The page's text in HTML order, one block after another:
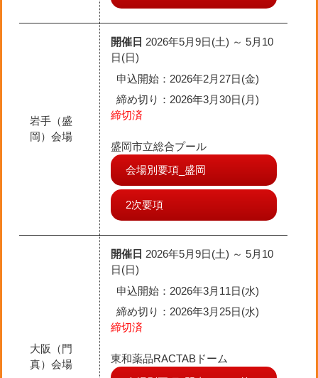
岩手（盛
岡）会場
開催日 2026年5月9日(土) ～ 5月10
日(日)
申込開始：2026年2月27日(金)
締め切り ：2026年3月30日(月)
締切済
盛岡市立総合プール
会場別要項_盛岡
2次要項
大阪（門
真）会場
開催日 2026年5月9日(土) ～ 5月10
日(日)
申込開始：2026年3月11日(水)
締め切り ：2026年3月25日(水)
締切済
東和薬品RACTABドーム